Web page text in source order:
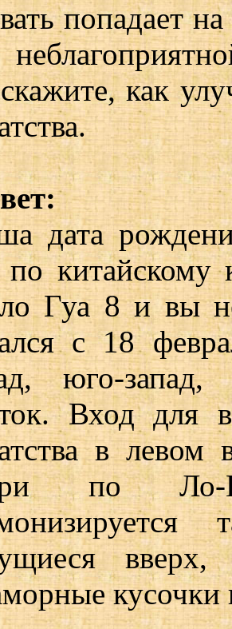
попадает
как
дата
по китайскому
Гуа 8 и вы
с 18
юго-запад,
Вход для
в левом
по Ло-
кусочки